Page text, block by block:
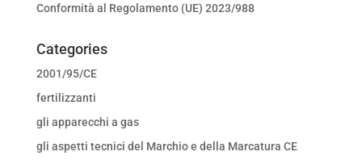
Conformità al Regolamento (UE) 2023/988
Categories
2001/95/CE
fertilizzanti
gli apparecchi a gas
gli aspetti tecnici del Marchio e della Marcatura CE